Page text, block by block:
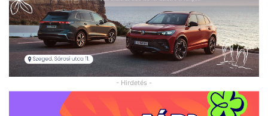
- Hirdetés -